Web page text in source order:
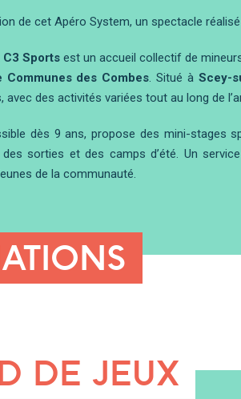
de cet Apéro System, un spectacle
C3 Sports est un accueil collectif de
Communes des Combes. Situé à Scey-
avec des activités variées tout au long de
dès 9 ans, propose des mini-stages
sorties et des camps d’été. Un
de la communauté.
DE JEUX